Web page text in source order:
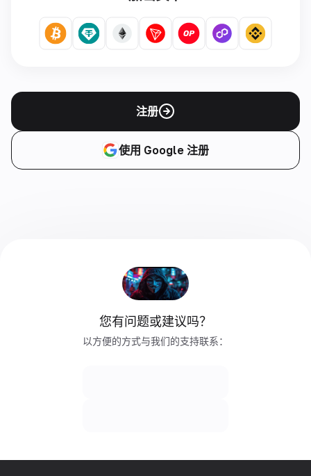
注册
使用 Google 注册
您有问题或建议吗？
以方便的方式与我们的支持联系：